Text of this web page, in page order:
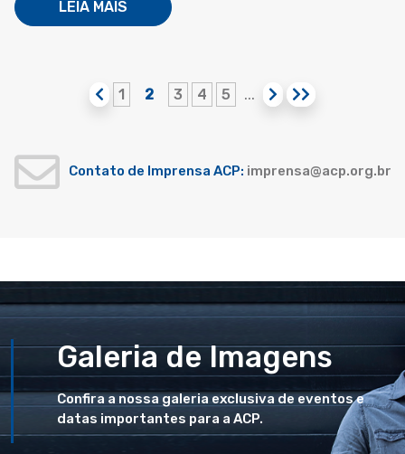
LEIA MAIS
1 2 3 4 5 ...
Contato de Imprensa ACP: imprensa@acp.org.br
Galeria de Imagens
Confira a nossa galeria exclusiva de eventos e
datas importantes para a ACP.